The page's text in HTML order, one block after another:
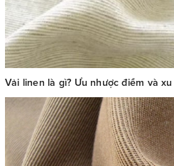
Vải linen là gì? Ưu nhược điểm và